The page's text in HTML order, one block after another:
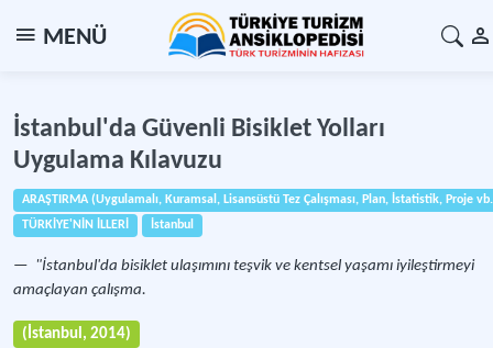
MENÜ
İstanbul'da Güvenli Bisiklet Yolları
Uygulama Kılavuzu
ARAŞTIRMA (Uygulamalı, Kuramsal, Lisansüstü Tez Çalışması, Plan, İstatistik, Proje
TÜRKİYE'NİN İLLERİ
İstanbul
"İstanbul'da bisiklet ulaşımını teşvik ve kentsel yaşamı iyileştirmeyi
amaçlayan çalışma.
(İstanbul, 2014)